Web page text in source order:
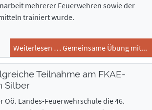
mehrerer Feuerwehren sowie der
trainiert wurde.
Weiterlesen … Gemeinsame Übung mit...
Teilnahme am FKAE-
Silber
Oö. Landes-Feuerwehrschule die 46.